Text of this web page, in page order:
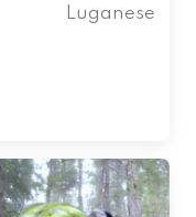
Luganese